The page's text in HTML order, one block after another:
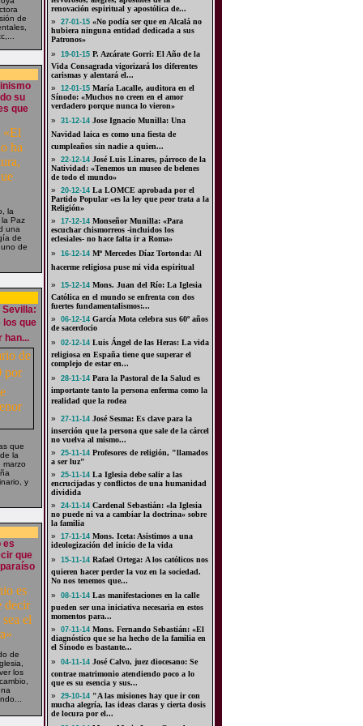
de
su
que
la
Paz
una
de
de
Sevilla:
los que
han...
que
la
marzo
y
es
que
de
los
renovación espiritual y apostólica de...
»
27-01-15«No podía ser que en Alcalá no
hubiera ninguna entidad dedicada a sus
Patronos»
»
19-01-15P. Azcárate Gorri: El Año de la
Vida Consagrada vigorizará los diferentes
carismas y alentará el...
»
12-01-15María Lacalle, auditora en el
Sínodo: «Muchos no creen en el amor
verdadero porque nunca lo vieron»
»
31-12-14Jose Ignacio Munilla: Una
Navidad laica es como una fiesta de
cumpleaños sin nadie a quien...
»
22-12-14José Luis Linares, párroco de la
Natividad: «Tenemos un museo de belenes
de todo el mundo»
»
20-12-14La LOMCE aprobada por el
Partido Popular «es la ley que peor trata a la
Religión»
»
17-12-14Monseñor Munilla: «Para
escuchar chismorreos -incluidos los
eclesiales- no hace falta ir a Roma»
»
16-12-14Mª Mercedes Díaz Tortonda: Al
hacerme religiosa puse mi vida espiritual
»
15-12-14Mons. Juan del Río: La Iglesia
Católica en el mundo se enfrenta con dos
fuertes fundamentalismos:...
»
06-12-14García Mota celebra sus 60º años
de sacerdocio
»
02-12-14Luis Ángel de las Heras: La vida
religiosa en España tiene que superar el
complejo de estar en...
»
28-11-14Para la Pastoral de la Salud es
importante tanto la persona enferma como la
realidad que la rodea
»
27-11-14José Sesma: Es clave para la
inserción que la persona que sale de la cárcel
no vuelva al mismo...
»
25-11-14Profesores de religión, "llamados
a ser luz"
»
25-11-14La Iglesia debe salir a las
encrucijadas y conflictos de una humanidad
dividida
»
24-11-14Cardenal Sebastián: «la Iglesia
no puede ni va a cambiar la doctrina» sobre
la familia
»
17-11-14Mons. Iceta: Asistimos a una
ideologización del inicio de la vida
»
15-11-14Rafael Ortega: A los católicos nos
quieren hacer perder la voz en la sociedad.
No nos tenemos que...
»
08-11-14Las manifestaciones en la calle
pueden ser una iniciativa necesaria en estos
momentos para...
»
07-11-14Mons. Fernando Sebastián: «El
diagnóstico que se ha hecho de la familia en
el Sínodo es bastante...
»
04-11-14José Calvo, juez diocesano: Se
contrae matrimonio atendiendo poco a lo
que es su esencia y sus...
»
29-10-14"A las misiones hay que ir con
mucha alegría, las ideas claras y cierta dosis
de locura por el...